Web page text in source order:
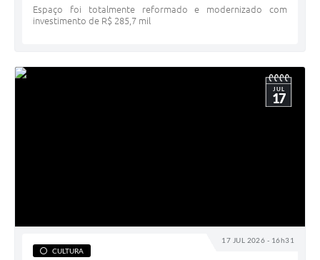
Espaço foi totalmente reformado e modernizado com
investimento de R$ 285,7 mil
17 JUL 2026 - 16h31
JUL
17
CULTURA